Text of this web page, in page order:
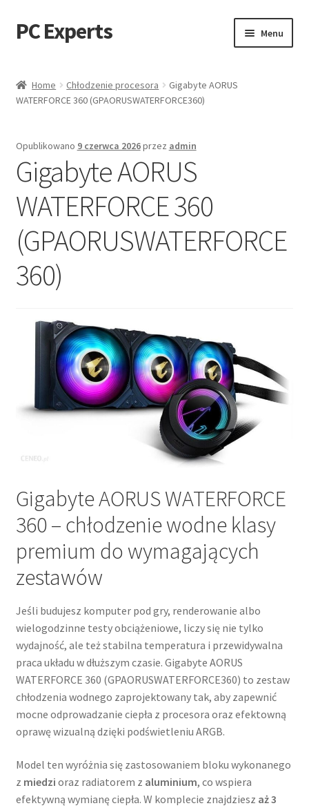
Przejdź
do
Przejdź
do
PC Experts Menu
Blog
Home Chłodzenie procesora
Gigabyte AORUS
WATERFORCE 360 (GPAORUSWATERFORCE360)
Opublikowano 9 czerwca 2026przez admin
Gigabyte AORUS
WATERFORCE 360
(GPAORUSWATERFORCE
360)
Gigabyte AORUS WATERFORCE
360 – chłodzenie wodne klasy
premium do wymagających
zestawów
Jeśli budujesz komputer pod gry, renderowanie albo
wielogodzinne testy obciążeniowe, liczy się nie tylko
wydajność, ale też stabilna temperatura i przewidywalna
praca układu w dłuższym czasie. Gigabyte AORUS
WATERFORCE 360 (GPAORUSWATERFORCE360) to zestaw
chłodzenia wodnego zaprojektowany tak, aby zapewnić
mocne odprowadzanie ciepła z procesora oraz efektowną
oprawę wizualną dzięki podświetleniu ARGB.
Model ten wyróżnia się zastosowaniem bloku wykonanego
z miedzi oraz radiatorem z aluminium, co wspiera
efektywną wymianę ciepła. W komplecie znajdziesz aż 3